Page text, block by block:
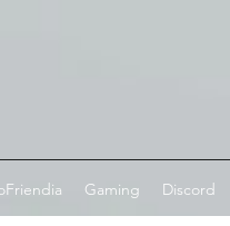
Gaming Discord